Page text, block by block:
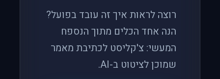
רוצה לראות איך זה עובד בפועל?
הנה אחד הכלים מתוך הנספח
המעשי: צ'קליסט לכתיבת מאמר
שמוכן לציטוט ב-AI.